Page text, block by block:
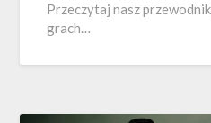
Przeczytaj nasz
grach…